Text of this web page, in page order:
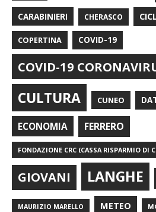
CARABINIERI CHERASCO
COPERTINA COVID-19
COVID-19
CULTURA CUNEO
ECONOMIA FERRERO
FONDAZIONE CRC (CASSA RISPARMIO DI
GIOVANI LANGHE
MAURIZIO MARELLO METEO